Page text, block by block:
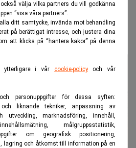
välja vilka partners du vill godkänna
“visa våra partners”.
ditt samtycke, invända mot behandling
på berättigat intresse, och justera dina
att klicka på “hantera kakor” på denna
ytterligare i vår cookie-policyoch vår
personuppgifter för dessa syften:
liknande tekniker, anpassning av
utveckling, marknadsföring, innehåll,
målgruppsstatistik,
om geografisk positionering,
lagring och åtkomst till information på en
till rekordnivåer –
undvika